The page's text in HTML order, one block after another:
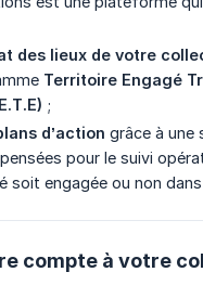
des lieux de votre
Territoire Engagé
;
d’action grâce à une
pour le suivi
soit engagée ou non
compte à votre